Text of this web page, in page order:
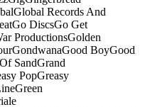
Global Records And
Go DiscsGo Get
ProductionsGolden
GondwanaGood BoyGood
SandGrand
PopGreasy
Green